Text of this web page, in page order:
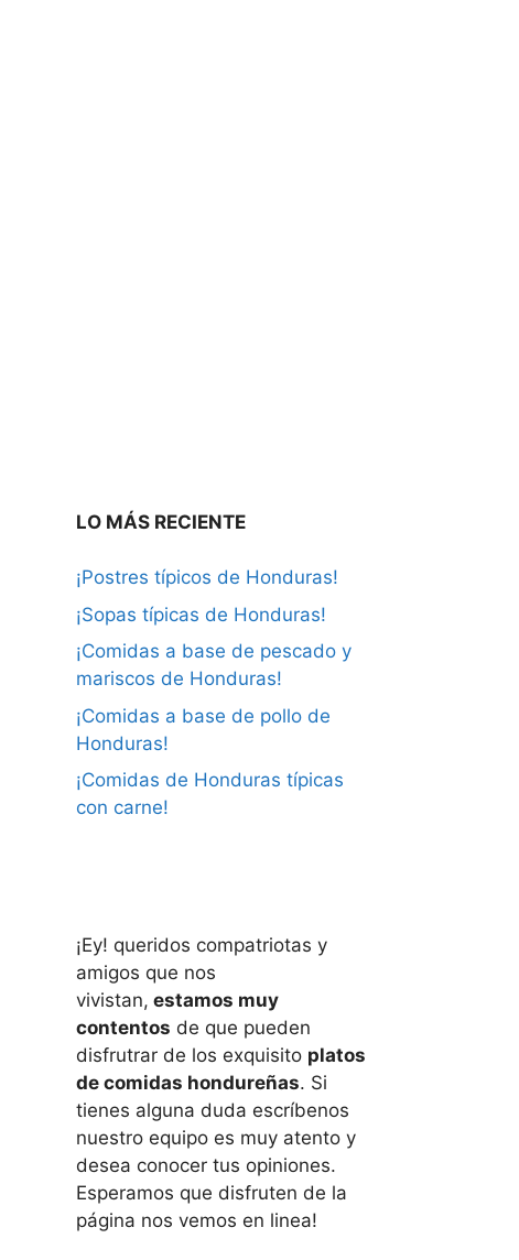
LO MÁS RECIENTE
¡Postres típicos de Honduras!
¡Sopas típicas de Honduras!
¡Comidas a base de pescado y
mariscos de Honduras!
¡Comidas a base de pollo de
Honduras!
¡Comidas de Honduras típicas
con carne!
¡Ey! queridos compatriotas y
amigos que nos
vivistan, estamos muy
contentos de que pueden
disfrutrar de los exquisito platos
de comidas hondureñas. Si
tienes alguna duda escríbenos
nuestro equipo es muy atento y
desea conocer tus opiniones.
Esperamos que disfruten de la
página nos vemos en linea!